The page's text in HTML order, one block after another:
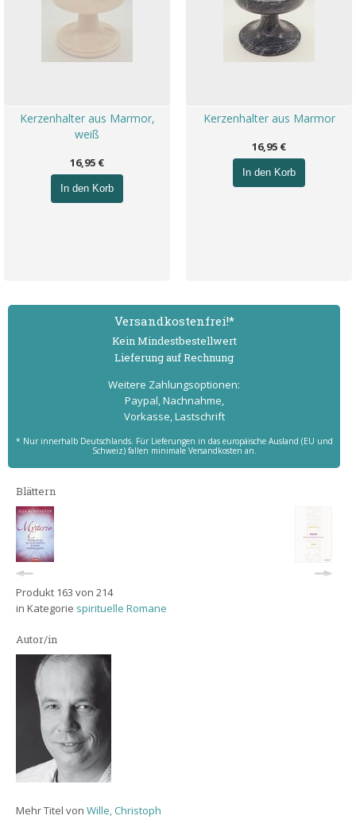
Kerzenhalter aus Marmor,
weiß
16,95 €
In den Korb
Kerzenhalter aus Marmor
16,95 €
In den Korb
Versand­kostenfrei!*
Kein Mindest­bestell­wert
Lieferung auf Rechnung
Weitere Zahlungs­optionen:
Paypal, Nachnahme,
Vorkasse, Lastschrift
* Nur innerhalb Deutschlands. Für Lieferungen in das europäische Ausland (EU und
Schweiz) fallen minimale Versandkosten an.
Blättern
Produkt 163 von 214
in Kategorie spirituelle Romane
Autor/in
Mehr Titel von Wille, Christoph